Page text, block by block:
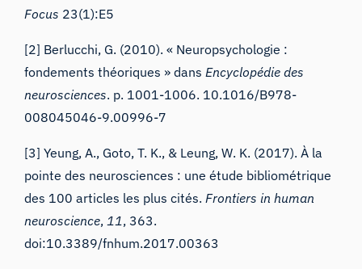
Focus 23(1):E5
[2] Berlucchi, G. (2010). « Neuropsychologie :
fondements théoriques » dans Encyclopédie des
neurosciences. p. 1001-1006. 10.1016/B978-
008045046-9.00996-7
[3] Yeung, A., Goto, T. K., & Leung, W. K. (2017). À la
pointe des neurosciences : une étude bibliométrique
des 100 articles les plus cités. Frontiers in human
neuroscience, 11, 363.
doi:10.3389/fnhum.2017.00363